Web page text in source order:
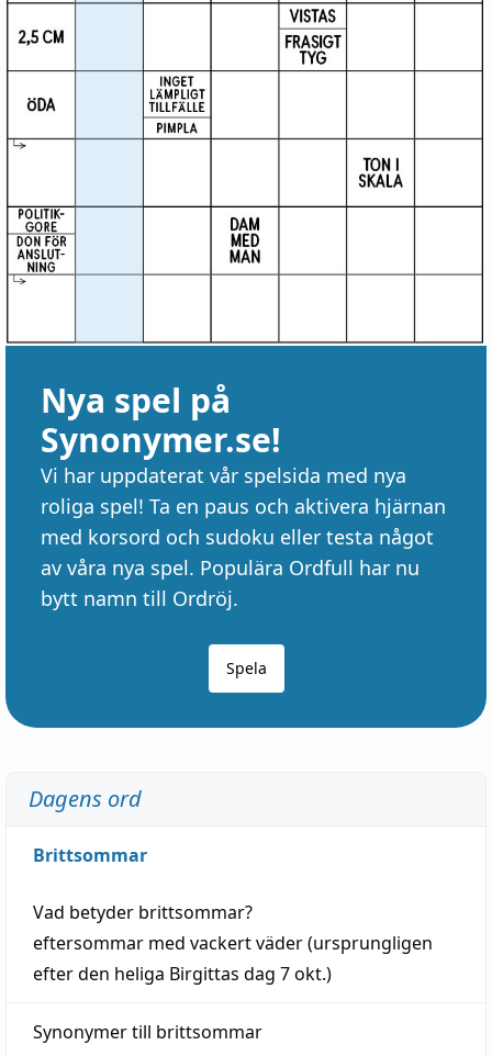
Nya spel på
Synonymer.se!
Vi har uppdaterat vår spelsida med nya
roliga spel! Ta en paus och aktivera hjärnan
med korsord och sudoku eller testa något
av våra nya spel. Populära Ordfull har nu
bytt namn till Ordröj.
Spela
Dagens ord
Brittsommar
Vad betyder brittsommar?
eftersommar med vackertväder(ursprungligen
efter den heliga Birgittas dag 7 okt.)
Synonymer till brittsommar